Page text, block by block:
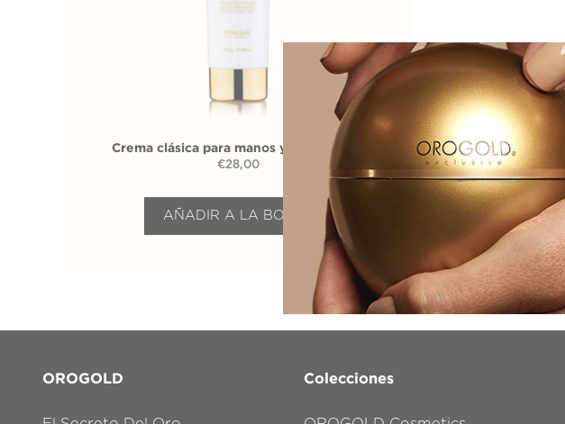
Crema clásica para manos y cuerpo 24K
€28,00
AÑADIR A LA BOLSA
OROGOLD Colecciones